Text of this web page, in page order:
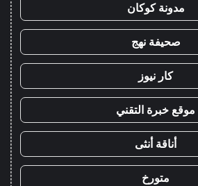
مدونة كوكان
صحيفة نهج
كار نيوز
موقع خبرة التقني
أناقة أنثى
متورخ